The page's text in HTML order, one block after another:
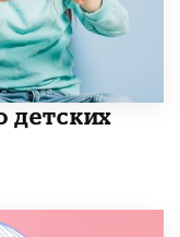
детских